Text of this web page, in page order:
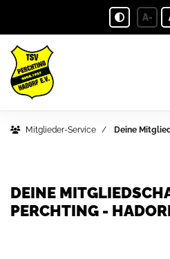
A-
Mitglieder-Service Deine
DEINE
PERCHTING -